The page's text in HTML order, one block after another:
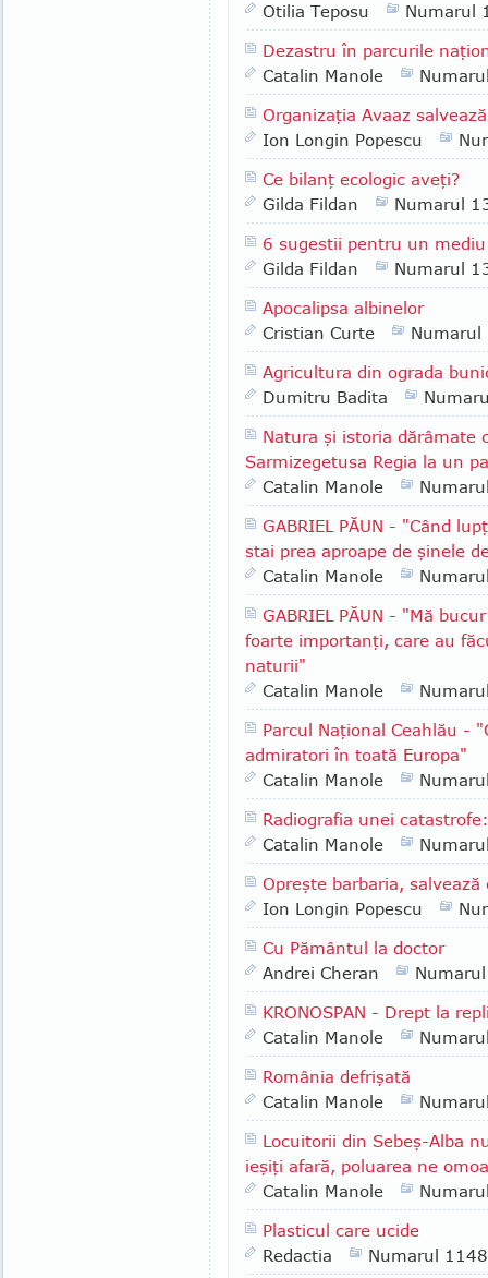
Otilia Teposu
Numarul
Dezastru în parcurile
Catalin Manole
Organizaţia Avaaz
Ion Longin Popescu
Ce bilanţ ecologic aveţi?
Gilda Fildan
Numarul
6 sugestii pentru un
Gilda Fildan
Numarul
Apocalipsa albinelor
Cristian Curte
Numarul
Agricultura din ograda
Dumitru Badita
Natura şi istoria dărâmate
Sarmizegetusa Regia la un
Catalin Manole
GABRIEL PĂUN - "Când
stai prea aproape de şinele
Catalin Manole
GABRIEL PĂUN - "Mă
foarte importanţi, care au
naturii"
Catalin Manole
Parcul Naţional Ceahlău -
admiratori în toată Europa"
Catalin Manole
Radiografia unei
Catalin Manole
Opreşte barbaria, salvează
Ion Longin Popescu
Cu Pământul la doctor
Andrei Cheran
KRONOSPAN - Drept la
Catalin Manole
România defrişată
Catalin Manole
Locuitorii din Sebeş-Alba
ieşiţi afară, poluarea ne
Catalin Manole
Plasticul care ucide
Redactia
Numarul 1148